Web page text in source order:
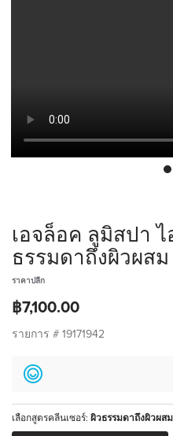
เอจล็อค ลูมิสปา
ธรรมดาถึงผิวผสม
ราคาปลีก
฿7,100.00
รายการ # 19171942
เลือกสูตรคลีนเซอร์: ผิวธรรมดาถึงผิวผสม